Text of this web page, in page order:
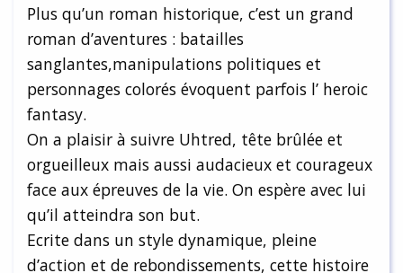
Plus qu’un roman historique, c’est un grand
roman d’aventures : batailles
sanglantes,manipulations politiques et
personnages colorés évoquent parfois l’ heroic
fantasy.
On a plaisir à suivre Uhtred, tête brûlée et
orgueilleux mais aussi audacieux et courageux
face aux épreuves de la vie. On espère avec lui
qu’il atteindra son but.
Ecrite dans un style dynamique, pleine
d’action et de rebondissements, cette histoire